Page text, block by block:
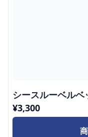
シースルーベル
¥3,300